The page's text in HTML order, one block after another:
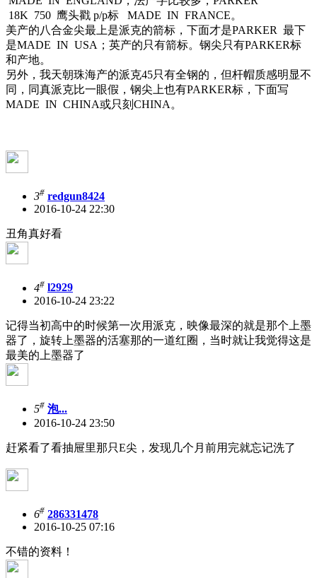
18K 750 鹰头戳 p/p标 MADE IN FRANCE。
美产的八合金尖最上是派克的箭标，下面才是PARKER 最下
是MADE IN USA；英产的只有箭标。钢尖只有PARKER标
和产地。
另外，我天朝珠海产的派克45只有全钢的，但杆帽质感明显不
同，同真派克比一眼假，钢尖上也有PARKER标，下面写
MADE IN CHINA或只刻CHINA。
3# redgun8424
2016-10-24 22:30
丑角真好看
4# l2929
2016-10-24 23:22
记得当初高中的时候第一次用派克，映像最深的就是那个上墨
器了，旋转上墨器的活塞那的一道红圈，当时就让我觉得这是
最美的上墨器了
5# 泡...
2016-10-24 23:50
赶紧看了看抽屉里那只E尖，发现几个月前用完就忘记洗了
6# 286331478
2016-10-25 07:16
不错的资料！